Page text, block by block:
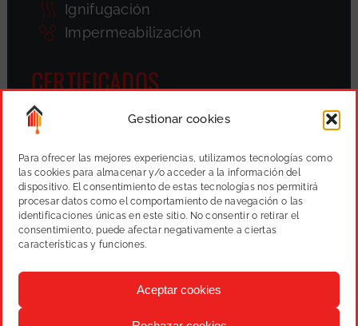
Gestionar cookies
Para ofrecer las mejores experiencias, utilizamos tecnologías como
las cookies para almacenar y/o acceder a la información del
dispositivo. El consentimiento de estas tecnologías nos permitirá
procesar datos como el comportamiento de navegación o las
identificaciones únicas en este sitio. No consentir o retirar el
consentimiento, puede afectar negativamente a ciertas
características y funciones.
Aceptar cookies
Ignifugación
Impermeabilización
CERTIFICADOS